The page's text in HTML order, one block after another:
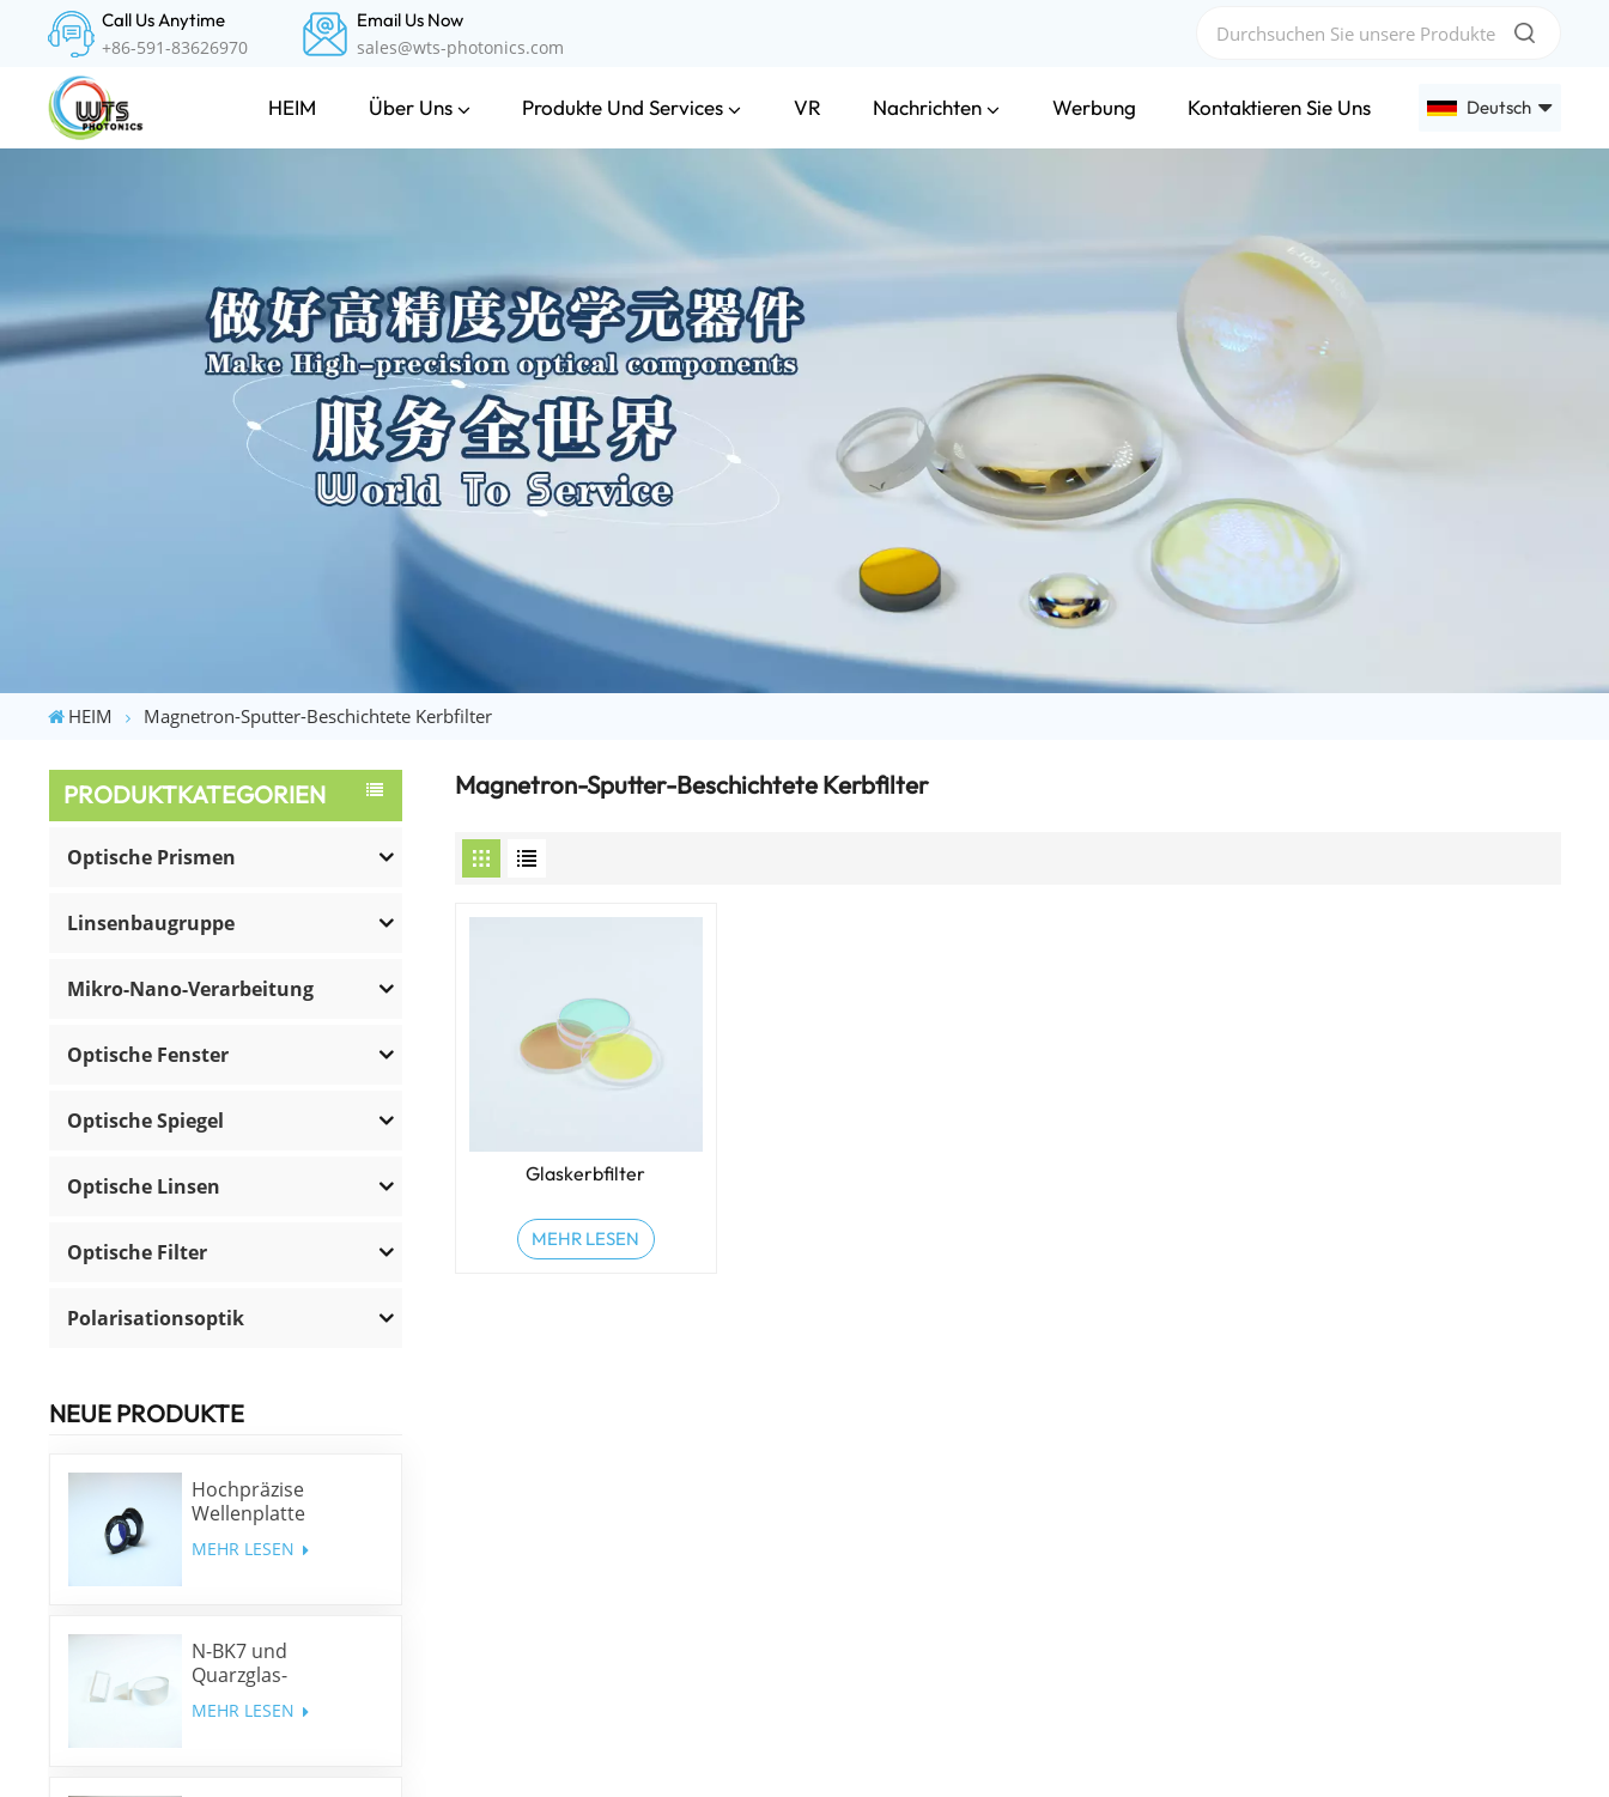
Call Us Anytime
+86-591-83626970
Email Us Now
sales@wts-photonics.com
HEIM Über Uns Produkte Und Services VR Nachrichten Werbung Kontaktieren Sie Uns Deutsch
中文
HEIM Magnetron-Sputter-Beschichtete Kerbfilter
PRODUKTKATEGORIEN
Optische Prismen
Linsenbaugruppe
Mikro-Nano-Verarbeitung
Optische Fenster
Optische Spiegel
Optische Linsen
Optische Filter
Polarisationsoptik
NEUE PRODUKTE
Hochpräzise
Wellenplatte
niedriger Ordnung
MEHR LESEN
N-BK7 und
Quarzglas-
Keilprismen und
Keilfenster
MEHR LESEN
Magnetron-Sputter-Beschichtete Kerbfilter
Glaskerbfilter
MEHR LESEN